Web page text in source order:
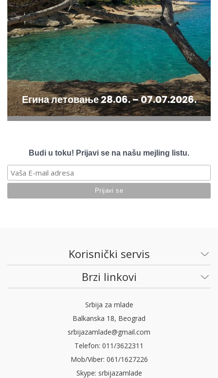
Егина летовање 28.06. – 07.07.2026.
Budi u toku! Prijavi se na našu mejling listu.
Korisnički servis
Brzi linkovi
Srbija za mlade
Balkanska 18, Beograd
srbijazamlade@gmail.com
Telefon: 011/3622311
Mob/Viber: 061/1627226
Skype: srbijazamlade